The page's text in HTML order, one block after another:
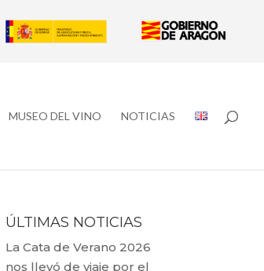
MUSEO DEL VINO NOTICIAS
ÚLTIMAS NOTICIAS
La Cata de Verano 2026
nos llevó de viaje por el